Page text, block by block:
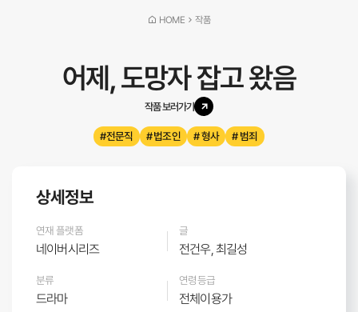
HOME 작품
어제, 도망자 잡고 왔음
작품 보러가기
#전문직 # 법조인 # 형사 # 범죄
상세정보
연재 플랫폼
네이버시리즈
글
전건우, 최길성
분류
드라마
연령등급
전체이용가